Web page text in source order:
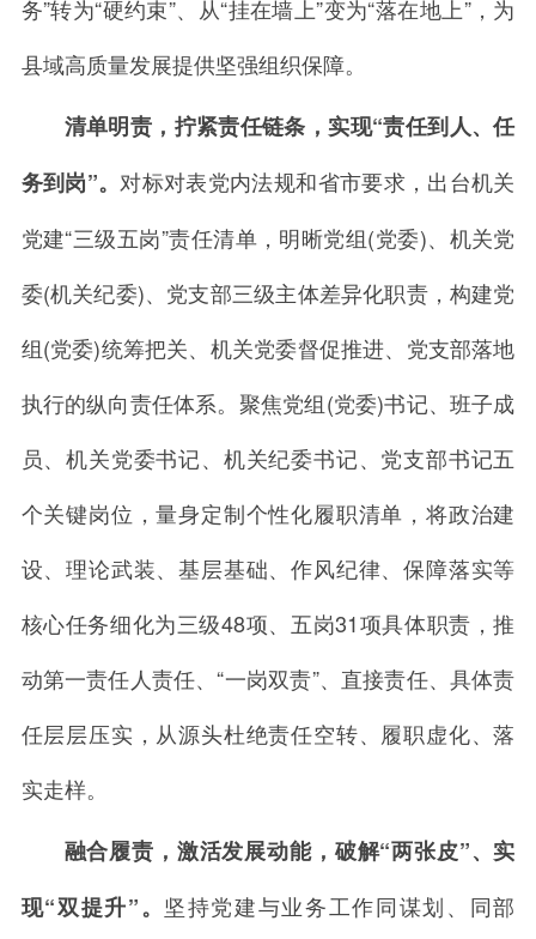
务”转为“硬约束”、从“挂在墙上”变为“落在地上”，为
县域高质量发展提供坚强组织保障。
清单明责，拧紧责任链条，实现“责任到人、任
务到岗”。对标对表党内法规和省市要求，出台机关
党建“三级五岗”责任清单，明晰党组(党委)、机关党
委(机关纪委)、党支部三级主体差异化职责，构建党
组(党委)统筹把关、机关党委督促推进、党支部落地
执行的纵向责任体系。聚焦党组(党委)书记、班子成
员、机关党委书记、机关纪委书记、党支部书记五
个关键岗位，量身定制个性化履职清单，将政治建
设、理论武装、基层基础、作风纪律、保障落实等
核心任务细化为三级48项、五岗31项具体职责，推
动第一责任人责任、“一岗双责”、直接责任、具体责
任层层压实，从源头杜绝责任空转、履职虚化、落
实走样。
融合履责，激活发展动能，破解“两张皮”、实
现“双提升”。 坚持党建与业务工作同谋划、同部